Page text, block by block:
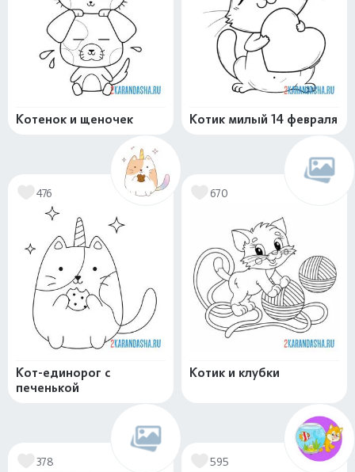
Котенок и щеночек Котик милый 14 февраля
476
Кот-единорог с
печенькой
670
Котик и клубки
378 595